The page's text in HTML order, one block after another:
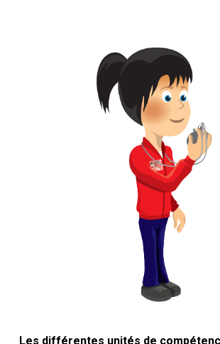
Les différentes unités de